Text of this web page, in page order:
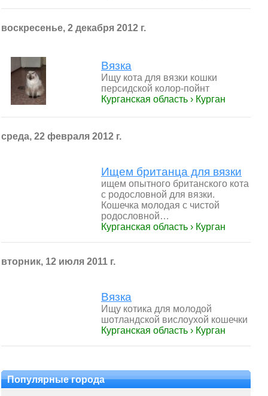
воскресенье, 2 декабря 2012 г.
Вязка
Ищу кота для вязки кошки
персидской колор-пойнт
Курганская область › Курган
среда, 22 февраля 2012 г.
Ищем британца для вязки
ищем опытного британского кота
с родословной для вязки.
Кошечка молодая с чистой
родословной…
Курганская область › Курган
вторник, 12 июля 2011 г.
Вязка
Ищу котика для молодой
шотландской вислоухой кошечки
Курганская область › Курган
Популярные города